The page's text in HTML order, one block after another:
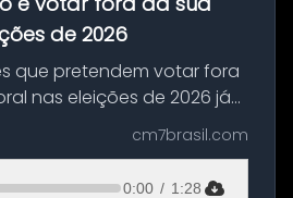
de 2026
que pretendem votar fora
nas eleições de 2026 já
em trânsito a partir
(20). O pedido pode ser
cm7brasil.com
0:00 / 1:28